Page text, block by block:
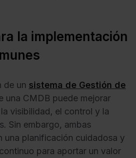
la implementación
de un sistema de Gestión de
una CMDB puede mejorar
visibilidad, el control y la
Sin embargo, ambas
una planificación cuidadosa y
para aportar un valor